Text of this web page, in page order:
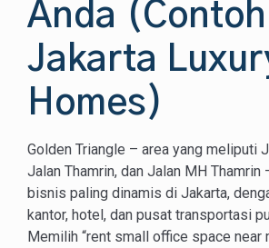
Anda (Contoh
Jakarta
Homes)
Golden Triangle – area yang meliputi
Jalan Thamrin, dan Jalan MH Thamrin
bisnis paling dinamis di Jakarta,
kantor, hotel, dan pusat transportasi
Memilih “rent small office space near